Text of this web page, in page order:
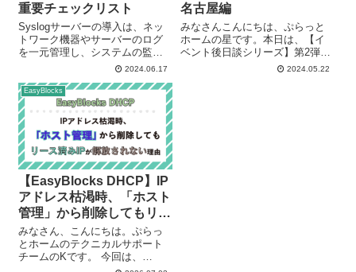
重要チェックリスト
Syslogサーバーの導入は、ネッ
トワーク機器やサーバーのログ
を一元管理し、システムの監視
を効果的に行うための重要なス
いくつかの重要なポイントを確
認することが必要です。今回
は、Syslogサーバーを導入する
前にチ...
2024.06.17
名古屋編
みなさんこんにちは、ぷらっと
ホームの星です。本日は、【イ
ベント後日談シリーズ】第2弾に
なります！ 2024年5月14日2024.05.22
EasyBlocks
【EasyBlocks DHCP】IP
アドレス枯渇時、「ホスト
管理」から削除してもリー
ス済みIPが解放されない理
由
みなさん、こんにちは。ぷらっ
とホームのテクニカルサポート
チームのKです。 今回は、
EasyBlocks DHCPシリーズをご